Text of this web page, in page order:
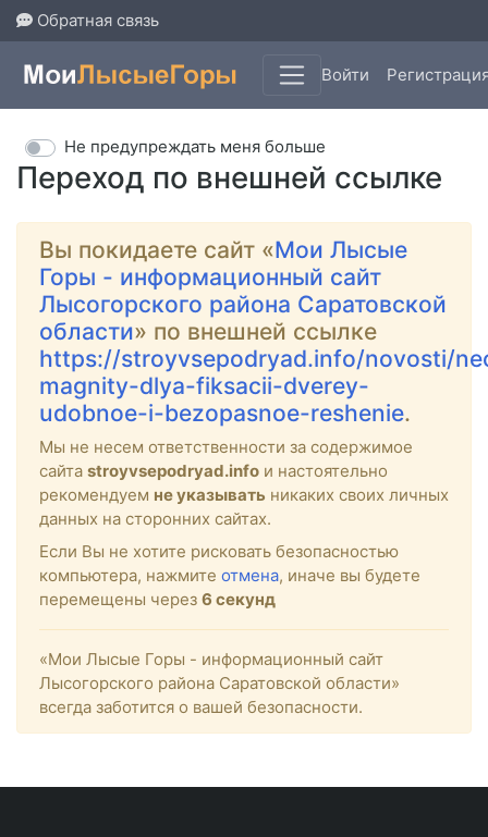
Обратная связь
Войти
Переход по внешней ссылке
Не предупреждать меня больше
Вы покидаете сайт «Мои Лысые
Горы - информационный сайт
Лысогорского района Саратовской
области» по внешней ссылке
https://stroyvsepodryad.info/novosti/
magnity-dlya-fiksacii-dverey-
udobnoe-i-bezopasnoe-reshenie.
Мы не несем ответственности за содержимое
сайта stroyvsepodryad.info и настоятельно
рекомендуем не указывать никаких своих личных
данных на сторонних сайтах.
Если Вы не хотите рисковать безопасностью
компьютера, нажмите отмена, иначе вы будете
перемещены через 6 секунд
«Мои Лысые Горы - информационный сайт
Лысогорского района Саратовской области»
всегда заботится о вашей безопасности.